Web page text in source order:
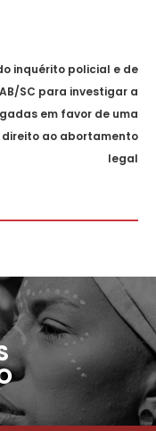
inquérito policial e de
SC para investigar a
em favor de uma
direito ao abortamento
legal